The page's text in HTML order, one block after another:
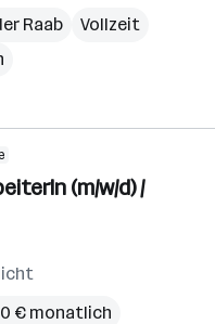
Raab
Vollzeit
(m/w/d) /
€ monatlich